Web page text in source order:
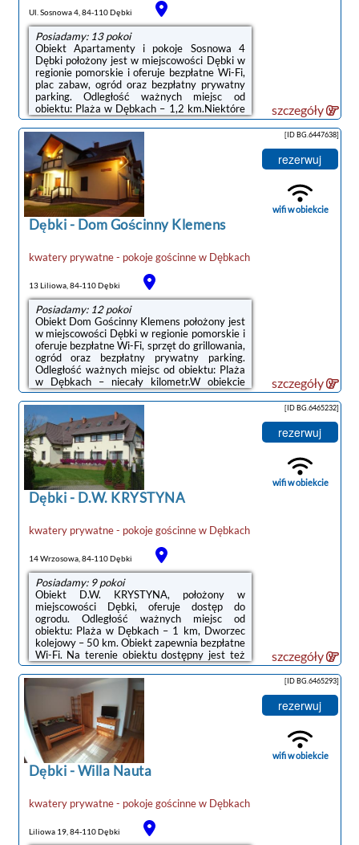
Ul. Sosnowa 4, 84-110 Dębki
Posiadamy: 13 pokoi
Obiekt Apartamenty i pokoje Sosnowa 4
Dębki położony jest w miejscowości Dębki w
regionie pomorskie i oferuje bezpłatne Wi-Fi,
plac zabaw, ogród oraz bezpłatny prywatny
parking. Odległość ważnych miejsc od
obiektu: Plaża w Dębkach – 1,2 km.Niektóre
opcje zakwaterowania wyposażono w
telewizor z płaskim ekranem i odtwarzacz
DVD. W niektórych opcjach znajduje się
prywatna łazienka z suszarką do włosów oraz
aneks kuchenny z lodówką.Na terenie obiektu
Apartamenty i pokoje Sosnowa 4 Dębki
dostępny jest taras i sprzęt do
grillowania.Odległość ważnych miejsc od
obiektu: ...
szczegóły
Dębki- Dom Gościnny Klemens
kwatery prywatne - pokoje gościnnew Dębkach
13 Liliowa, 84-110 Dębki
Posiadamy: 12 pokoi
Obiekt Dom Gościnny Klemens położony jest
w miejscowości Dębki w regionie pomorskie i
oferuje bezpłatne Wi-Fi, sprzęt do grillowania,
ogród oraz bezpłatny prywatny parking.
Odległość ważnych miejsc od obiektu: Plaża
w Dębkach – niecały kilometr.W obiekcie
Goście mogą grać w tenisa stołowego.
Okolica cieszy się popularnością wśród
miłośników jazdy na rowerze.Odległość
ważnych miejsc od obiektu: Dworzec
kolejowy – 50 km. Lotnisko Lotnisko Gdańsk-
Rębiechowo znajduje się 67 km od
obiektu.Doba hotelowa od godziny 14:00 do
10:00.Prosimy o wcześniejsze
poinformowanie ...
[ID BG.6447638]
rezerwuj
wifi w obiekcie
szczegóły
Dębki- D.W. KRYSTYNA
kwatery prywatne - pokoje gościnnew Dębkach
14 Wrzosowa, 84-110 Dębki
Posiadamy: 9 pokoi
Obiekt D.W. KRYSTYNA, położony w
miejscowości Dębki, oferuje dostęp do
ogrodu. Odległość ważnych miejsc od
obiektu: Plaża w Dębkach – 1 km, Dworzec
kolejowy – 50 km. Obiekt zapewnia bezpłatne
Wi-Fi. Na terenie obiektu dostępny jest też
prywatny parking.Wyposażenie obejmuje
także lodówkę i czajnik.Lotnisko Lotnisko
Gdańsk-Rębiechowo znajduje się 67 km od
obiektu.Doba hotelowa od godziny 15:00 do
10:00.W przypadku pobytu w obiekcie z
dziećmi należy pamiętać, że obiekt jest
prawnie zobowiązany do stosowania
standardów ochrony małoletnich, ustalenia
tożsamości małoletnich ...
[ID BG.6465232]
rezerwuj
wifi w obiekcie
szczegóły
Dębki-Willa Nauta
kwatery prywatne - pokoje gościnnew Dębkach
Liliowa 19, 84-110 Dębki
[ID BG.6465293]
rezerwuj
wifi w obiekcie